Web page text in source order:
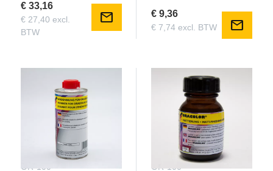
€ 33,16
€ 27,40 excl.
BTW
mail € 9,36
€ 7,74 excl. BTW mail
OR-100-
OR-100-